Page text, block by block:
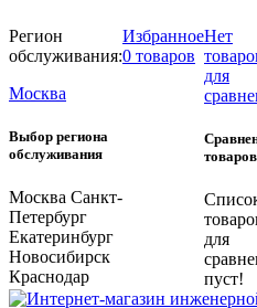
Регион
обслуживания:
Москва
Выбор региона
обслуживания
Москва Санкт-
Петербург
Екатеринбург
Новосибирск
Краснодар
Избранное
0 товаров
Нет
для
товаров
для
пуст!